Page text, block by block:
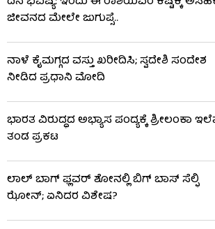
ಜೀವನದ ಮೇಲೇ ಜುಗುಪ್ಸೆ..
ನಾಳೆ ಕೈಮಗ್ಗದ ವಸ್ತು ಖರೀದಿಸಿ; ಸ್ವದೇಶಿ ಸಂದೇಶ
ನೀಡಿದ ಪ್ರಧಾನಿ ಮೋದಿ
ಭಾರತ ವಿರುದ್ಧದ ಅಭ್ಯಾಸ ಪಂದ್ಯಕ್ಕೆ ಶ್ರೀಲಂಕಾ
ತಂಡ ಪ್ರಕಟ
ಲಾಲ್ ಬಾಗ್ ಫ್ಲವರ್ ಶೋನಲ್ಲಿ ಬಿಗ್ ಬಾಸ್ ಸೆಲ್ಫಿ
ಝೋನ್; ಏನಿದರ ವಿಶೇಷ?